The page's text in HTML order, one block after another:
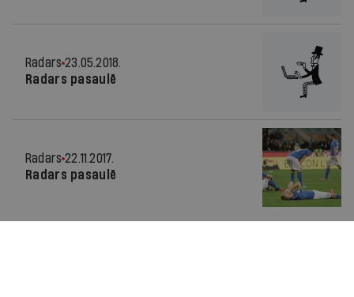
Radars 23.05.2018.
Radars pasaulē
Radars 22.11.2017.
Radars pasaulē